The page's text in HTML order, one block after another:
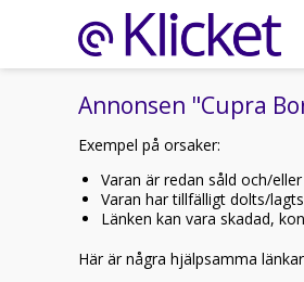
Annonsen "Cupra
Exempel på orsaker:
Varan är redan såld och/
Varan har tillfälligt dolts/
Länken kan vara skadad,
Här är några hjälpsamma